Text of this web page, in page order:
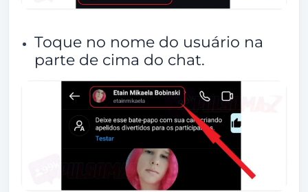
Toque no nome do usuário na
parte de cima do chat.